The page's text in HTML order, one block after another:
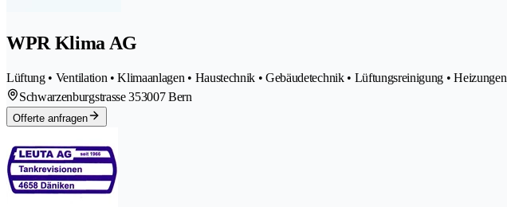
WPR Klima AG
Lüftung • Ventilation • Klimaanlagen • Haustechnik • Gebäudetechnik • Lüftungsreinigung • Heizungen
Schwarzenburgstrasse 353007 Bern
Offerte anfragen